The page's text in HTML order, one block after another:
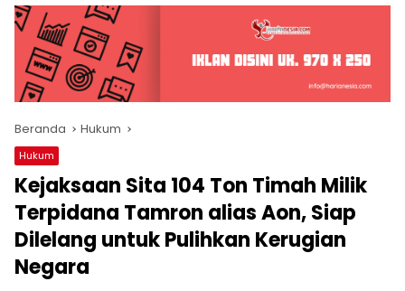
Beranda Hukum
Hukum
Kejaksaan Sita 104 Ton Timah Milik
Terpidana Tamron alias Aon, Siap
Dilelang untuk Pulihkan Kerugian
Negara